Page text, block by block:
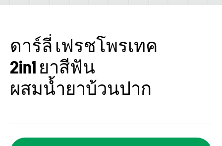
ดาร์ลี่ เฟรชโพรเทค
2in1 ยาสีฟัน
ผสมน้ำยาบ้วนปาก